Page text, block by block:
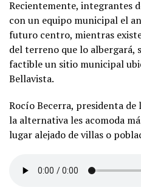
Recientemente, integrantes
con un equipo municipal el
futuro centro, mientras
del terreno que lo albergará,
factible un sitio municipal
Bellavista.
Rocío Becerra, presidenta
la alternativa les acomoda
lugar alejado de villas o